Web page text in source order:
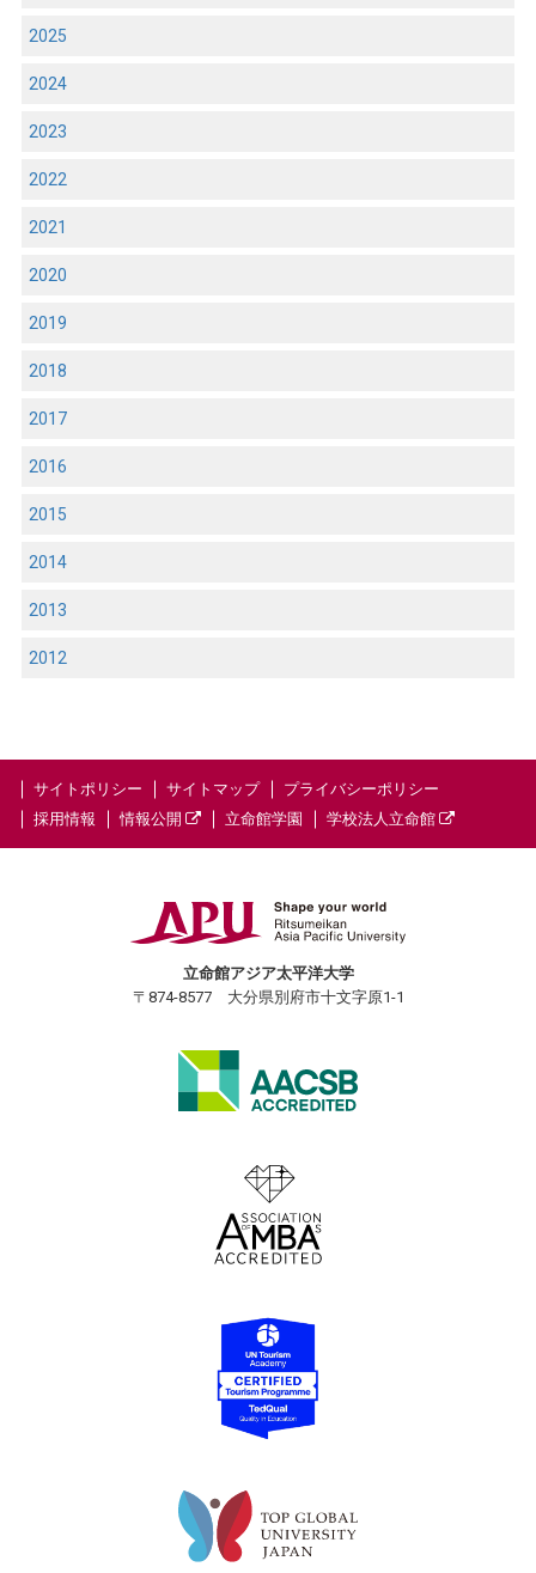
2025
2024
2023
2022
2021
2020
2019
2018
2017
2016
2015
2014
2013
2012
サイトポリシー サイトマップ
プライバシーポリシー
採用情報
情報公開 立命館学園 学校法人立命館
立命館アジア太平洋大学
〒874-8577 大分県別府市十文字原1-1